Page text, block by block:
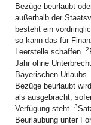
Bezüge beurlaubt
außerhalb der
besteht ein
so kann das für
Leerstelle schaffen. 2
Jahr ohne
Bayerischen
Bezüge beurlaubt
als ausgebracht,
Verfügung steht. 3
Beurlaubung unter